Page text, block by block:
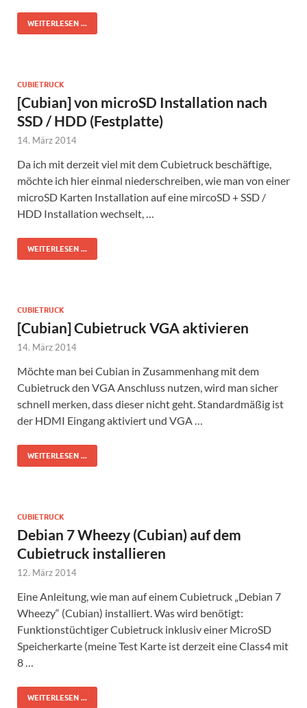
WEITERLESEN ...
CUBIETRUCK
[Cubian] von microSD Installation nach
SSD / HDD (Festplatte)
14. März 2014
Da ich mit derzeit viel mit dem Cubietruck beschäftige,
möchte ich hier einmal niederschreiben, wie man von einer
microSD Karten Installation auf eine mircoSD + SSD /
HDD Installation wechselt, …
WEITERLESEN ...
CUBIETRUCK
[Cubian] Cubietruck VGA aktivieren
14. März 2014
Möchte man bei Cubian in Zusammenhang mit dem
Cubietruck den VGA Anschluss nutzen, wird man sicher
schnell merken, dass dieser nicht geht. Standardmäßig ist
der HDMI Eingang aktiviert und VGA …
WEITERLESEN ...
CUBIETRUCK
Debian 7 Wheezy (Cubian) auf dem
Cubietruck installieren
12. März 2014
Eine Anleitung, wie man auf einem Cubietruck „Debian 7
Wheezy“ (Cubian) installiert. Was wird benötigt:
Funktionstüchtiger Cubietruck inklusiv einer MicroSD
Speicherkarte (meine Test Karte ist derzeit eine Class4 mit
8 …
WEITERLESEN ...